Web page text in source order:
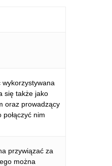
się także jako
oraz prowadzący
nim
przywiązać za
można